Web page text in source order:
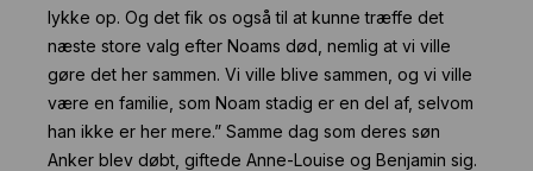
lykke op. Og det fik os også til at kunne træffe det
næste store valg efter Noams død, nemlig at vi ville
gøre det her sammen. Vi ville blive sammen, og vi ville
være en familie, som Noam stadig er en del af, selvom
han ikke er her mere.” Samme dag som deres søn
Anker blev døbt, giftede Anne-Louise og Benjamin sig.